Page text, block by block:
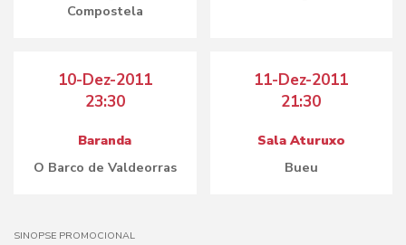
Compostela
10-Dez-2011
23:30
Baranda
O Barco de Valdeorras
11-Dez-2011
21:30
Sala Aturuxo
Bueu
SINOPSE PROMOCIONAL